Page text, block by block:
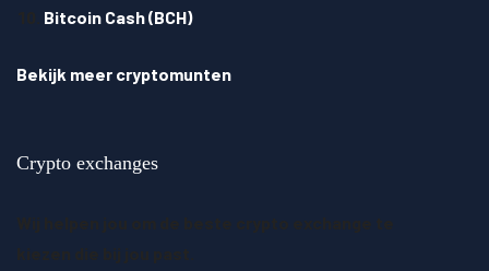
Bitcoin Cash (BCH)
Bekijk meer cryptomunten
Crypto exchanges